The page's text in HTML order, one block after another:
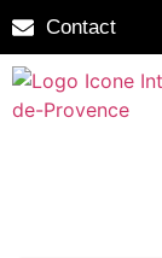
Contact